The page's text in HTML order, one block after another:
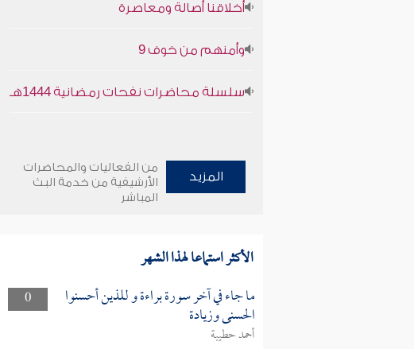
أخلاقنا أصالة ومعاصرة
وأمنهم من خوف 9
سلسلة محاضرات نفحات رمضانية 1444هـ
المزيد
من الفعاليات والمحاضرات
الأرشيفية من خدمة البث
المباشر
الأكثر استماعا لهذا الشهر
0 ما جاء في آخر سورة براءة و للذين أحسنوا
الحسنى وزيادة
أحمد حطيبة